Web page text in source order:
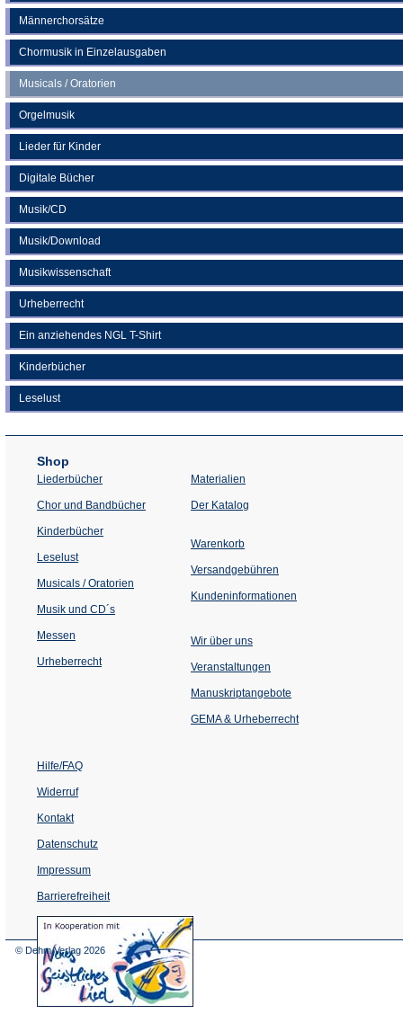
Männerchorsätze
Chormusik in Einzelausgaben
Musicals / Oratorien
Orgelmusik
Lieder für Kinder
Digitale Bücher
Musik/CD
Musik/Download
Musikwissenschaft
Urheberrecht
Ein anziehendes NGL T-Shirt
Kinderbücher
Leselust
Shop
Liederbücher
Chor und Bandbücher
Kinderbücher
Leselust
Musicals / Oratorien
Musik und CD´s
Messen
Urheberrecht
Materialien
Der Katalog
Warenkorb
Versandgebühren
Kundeninformationen
Wir über uns
Veranstaltungen
einem
Tab)
Manuskriptangebote
GEMA & Urheberrecht
Hilfe/FAQ
Widerruf
Kontakt
Datenschutz
Impressum
Barrierefreiheit
(Öffnet
in
© Dehm Verlag 2026